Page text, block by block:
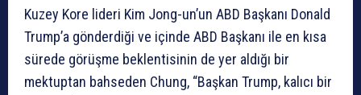
Kuzey Kore lideri Kim Jong-un’un ABD Başkanı Donald
Trump’a gönderdiği ve içinde ABD Başkanı ile en kısa
sürede görüşme beklentisinin de yer aldığı bir
mektuptan bahseden Chung, “Başkan Trump, kalıcı bir